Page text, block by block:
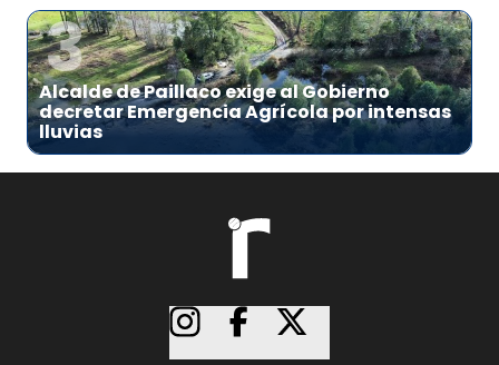
3
Alcalde de Paillaco exige al Gobierno
decretar Emergencia Agrícola por intensas
lluvias